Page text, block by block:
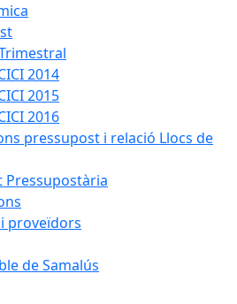
2014
2015
2016
pressupost i relació Llocs de
Pressupostària
proveïdors
de Samalús